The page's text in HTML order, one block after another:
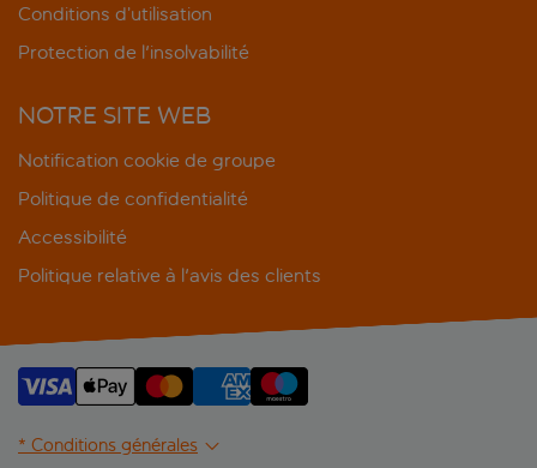
Conditions d’utilisation
Protection de l'insolvabilité
NOTRE SITE WEB
Notification cookie de groupe
Politique de confidentialité
Accessibilité
Politique relative à l'avis des clients
* Conditions générales